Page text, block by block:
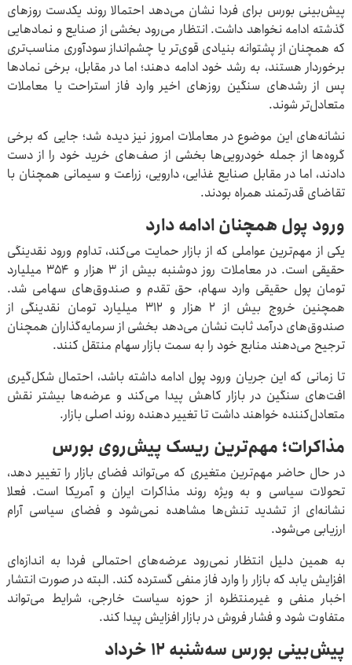
پیش‌بینی بورس برای فردا نشان می‌دهد احتمالا روند یکدست روزهای
گذشته ادامه نخواهد داشت. انتظار می‌رود بخشی از صنایع و نمادهایی
که همچنان از پشتوانه بنیادی قوی‌تر یا چشم‌انداز سودآوری مناسب‌تری
برخوردار هستند، به رشد خود ادامه دهند؛ اما در مقابل، برخی نمادها
پس از رشدهای سنگین روزهای اخیر وارد فاز استراحت یا معاملات
متعادل‌تر شوند.
نشانه‌های این موضوع در معاملات امروز نیز دیده شد؛ جایی که برخی
گروه‌ها از جمله خودرویی‌ها بخشی از صف‌های خرید خود را از دست
دادند، اما در مقابل صنایع غذایی، دارویی، زراعت و سیمانی همچنان با
تقاضای قدرتمند همراه بودند.
ورود پول همچنان ادامه دارد
یکی از مهم‌ترین عواملی که از بازار حمایت می‌کند، تداوم ورود نقدینگی
حقیقی است. در معاملات روز دوشنبه بیش از ۳ هزار و ۳۵۴ میلیارد
تومان پول حقیقی وارد سهام، حق تقدم و صندوق‌های سهامی شد.
همچنین خروج بیش از ۲ هزار و ۳۱۲ میلیارد تومان نقدینگی از
صندوق‌های درآمد ثابت نشان می‌دهد بخشی از سرمایه‌گذاران همچنان
ترجیح می‌دهند منابع خود را به سمت بازار سهام منتقل کنند.
تا زمانی که این جریان ورود پول ادامه داشته باشد، احتمال شکل‌گیری
افت‌های سنگین در بازار کاهش پیدا می‌کند و عرضه‌ها بیشتر نقش
متعادل‌کننده خواهند داشت تا تغییر دهنده روند اصلی بازار.
مذاکرات؛ مهم‌ترین ریسک پیش‌روی بورس
در حال حاضر مهم‌ترین متغیری که می‌تواند فضای بازار را تغییر دهد،
تحولات سیاسی و به ویژه روند مذاکرات ایران و آمریکا است. فعلا
نشانه‌ای از تشدید تنش‌ها مشاهده نمی‌شود و فضای سیاسی آرام
ارزیابی می‌شود.
به همین دلیل انتظار نمی‌رود عرضه‌های احتمالی فردا به اندازه‌ای
افزایش یابد که بازار را وارد فاز منفی گسترده کند. البته در صورت انتشار
اخبار منفی و غیرمنتظره از حوزه سیاست خارجی، شرایط می‌تواند
متفاوت شود و فشار فروش در بازار افزایش پیدا کند.
پیش‌بینی بورس سه‌شنبه ۱۲ خرداد